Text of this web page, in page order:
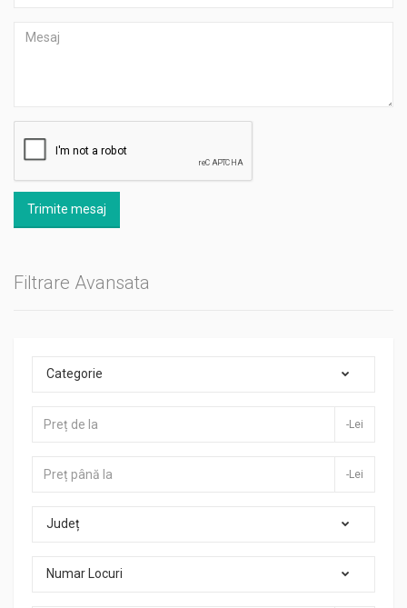
Trimite mesaj
Filtrare Avansata
Categorie
-Lei
-Lei
Județ
Numar Locuri